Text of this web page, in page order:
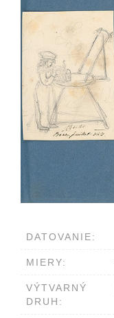
DATOVANIE:
MIERY:
VÝTVARNÝ
DRUH: